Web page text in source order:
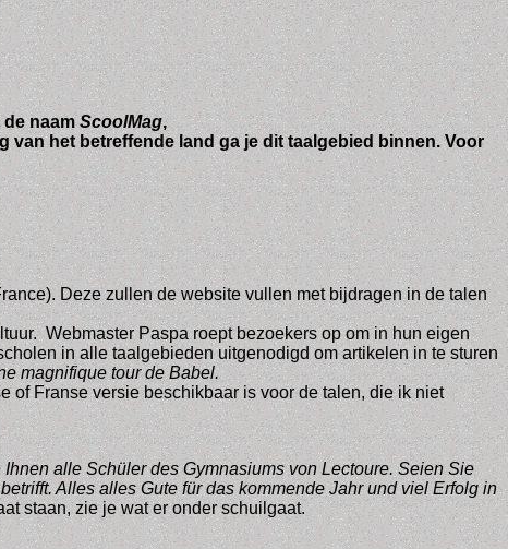
de naamScoolMag,
van het betreffende land ga je dit taalgebied binnen.Voor
Deze zullen de website vullen met bijdragen in de talen
Webmaster Paspa roept bezoekers op om in hun eigen
in alle taalgebieden uitgenodigd om artikelen in te sturen
magnifique tour de Babel.
of Franse versie beschikbaar is voor de talen, die ik niet
alle Schüler des Gymnasiums von Lectoure. Seien Sie
Alles alles Gute für das kommende Jahr und viel Erfolg in
staan, zie je wat er onder schuilgaat.